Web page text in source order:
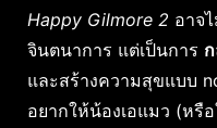
Happy Gilmore 2 อาจ
จินตนาการ แต่เป็นการ
และสร้างความสุขแบบ
อยากให้น้องเอแมว (หรื